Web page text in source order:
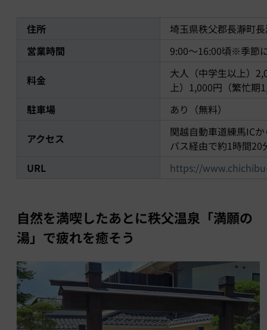
住所
埼玉県秩父郡長瀞町
営業時間
9:00～16:00頃※季節
料金
大人（中学生以上）
上）1,000円（繁忙期
駐車場
あり（無料）
アクセス
関越自動車道練馬IC
パス経由で約1時間20
URL
https://
自然を満喫したあとに秩父温泉「満願の
湯」で疲れを癒そう